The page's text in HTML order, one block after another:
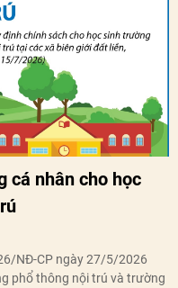
cá nhân cho học
NĐ-CP ngày 27/5/2026
phổ thông nội trú và trường